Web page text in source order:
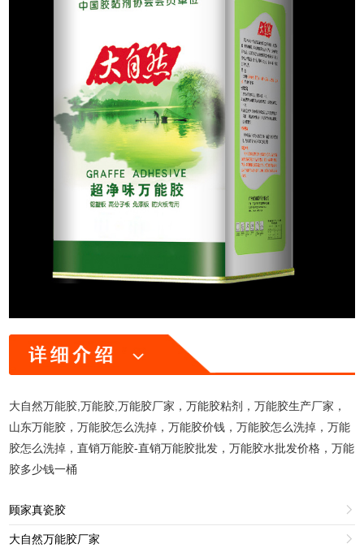
大自然万能胶,万能胶,万能胶厂家，万能胶粘剂，万能胶生产厂家，
山东万能胶，万能胶怎么洗掉，万能胶价钱，万能胶怎么洗掉，万能
胶怎么洗掉，直销万能胶-直销万能胶批发，万能胶水批发价格，万能
胶多少钱一桶
顾家真瓷胶 
大自然万能胶厂家 